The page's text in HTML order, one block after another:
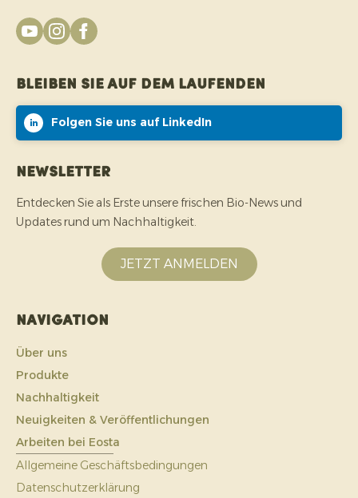
Bleiben Sie auf dem Laufenden
Folgen Sie uns auf LinkedIn
Newsletter
Entdecken Sie als Erste unsere frischen Bio-News und
Updates rund um Nachhaltigkeit.
JETZT ANMELDEN
Navigation
Über uns
Produkte
Nachhaltigkeit
Neuigkeiten & Veröffentlichungen
Arbeiten bei Eosta
Allgemeine Geschäftsbedingungen
Datenschutzerklärung